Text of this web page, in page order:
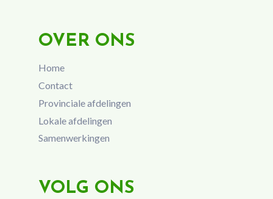
OVER ONS
Home
Contact
Provinciale afdelingen
Lokale afdelingen
Samenwerkingen
VOLG ONS